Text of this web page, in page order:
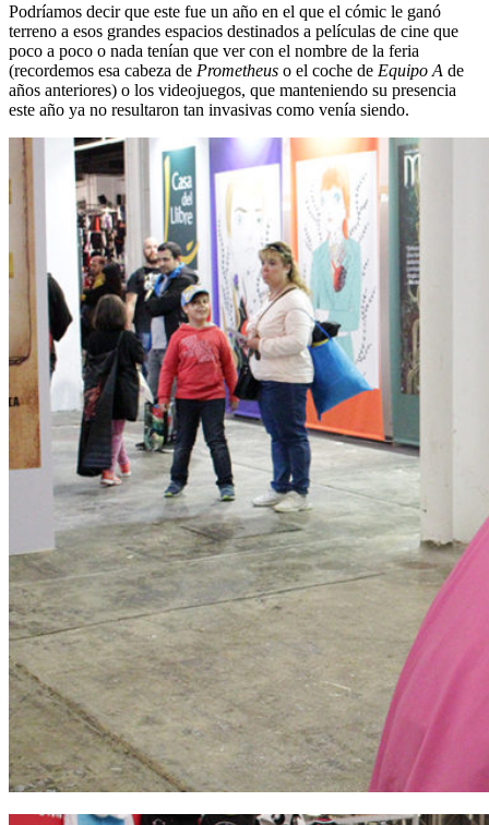
Podríamos decir que este fue un año en el que el cómic le ganó
terreno a esos grandes espacios destinados a películas de cine que
poco a poco o nada tenían que ver con el nombre de la feria
(recordemos esa cabeza de Prometheus o el coche de Equipo A de
años anteriores) o los videojuegos, que manteniendo su presencia
este año ya no resultaron tan invasivas como venía siendo.